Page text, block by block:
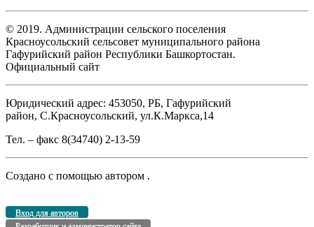
© 2019. Администрации сельского поселения
Красноусольский сельсовет муниципального района
Гафурийский район Республики Башкортостан.
Официальный сайт
Юридический адрес: 453050, РБ, Гафурийский
район, С.Красноусольский, ул.К.Маркса,14
Тел. – факс 8(34740) 2-13-59
Создано с помощью автором .
Вход для авторов